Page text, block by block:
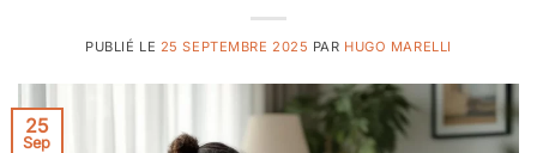
PUBLIÉ LE 25 SEPTEMBRE 2025 PAR HUGO MARELLI
25
Sep